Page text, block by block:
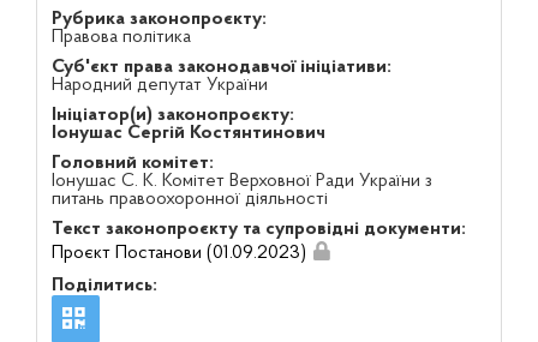
Рубрика законопроєкту:
Правова політика
Суб'єкт права законодавчої ініціативи:
Народний депутат України
Ініціатор(и) законопроєкту:
Іонушас Сергій Костянтинович
Головний комітет:
Іонушас С. К. Комітет Верховної Ради України з
питань правоохоронної діяльності
Текст законопроєкту та супровідні документи:
Проєкт Постанови (01.09.2023)
Поділитись: